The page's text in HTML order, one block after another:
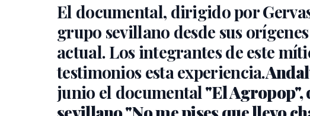
El documental, dirigido por
grupo sevillano desde sus
actual. Los integrantes de este
testimonios esta experiencia.
junio el documental"El Agropop",